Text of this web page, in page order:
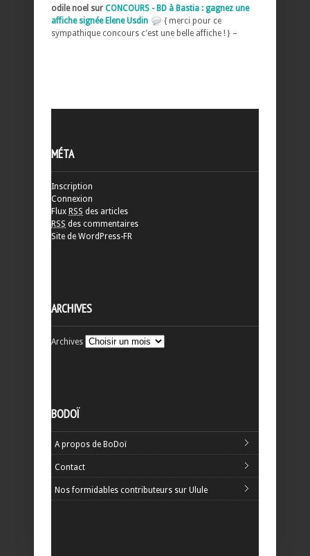
odile noel sur CONCOURS - BD à Bastia : gagnez une
affiche signée Elene Usdin
{ merci pour ce
sympathique concours c'est une belle affiche ! } –
MÉTA
Inscription
Connexion
Flux RSS des articles
RSS des commentaires
Site de WordPress-FR
ARCHIVES
Archives
BODOÏ
A propos de BoDoï
Contact
Nos formidables contributeurs sur Ulule